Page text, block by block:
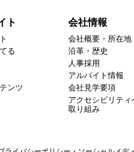
ト
る
ンツ
会社情報
会社概要・所在地
沿革・歴史
人事採用
アルバイト情報
会社見学要項
アクセシビリティ
取り組み